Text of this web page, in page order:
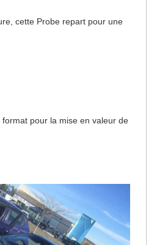
cette Probe repart pour une
pour la mise en valeur de